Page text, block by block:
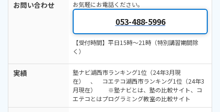
お問い合わせ お気軽にお電話ください。
053-488-5996
【受付時間】平日15時〜21時（特別講習期間除
く）
実績
塾ナビ湖西市ランキング1位（24年3月現
在） 、 コエテコ湖西市ランキング1位（24年3
月現在） ※塾ナビとは、塾の比較サイト、コ
エテコとはプログラミング教室の比較サイト